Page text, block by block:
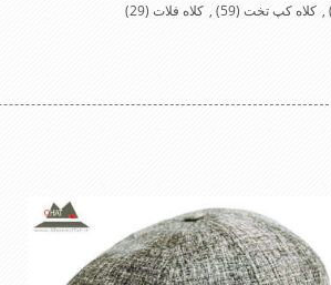
, کلاه کپ تخت (59)
, کلاه فلات (29)